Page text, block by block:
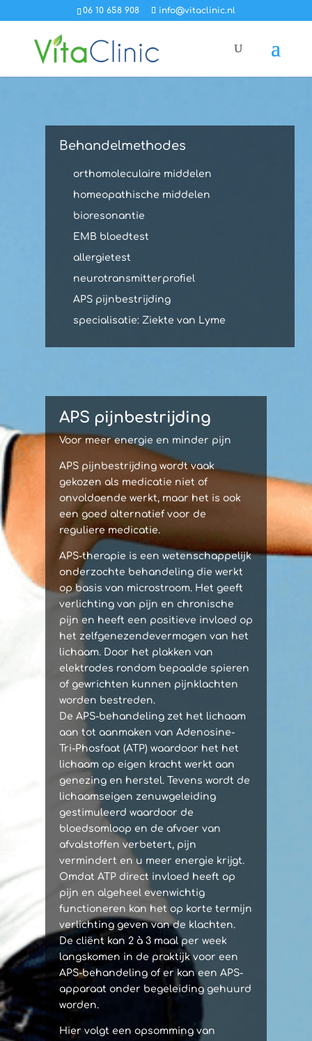
06 10 658 908 info@vitaclinic.nl
Behandelmethodes
orthomoleculaire middelen
homeopathische middelen
bioresonantie
EMB bloedtest
allergietest
neurotransmitterprofiel
APS pijnbestrijding
specialisatie: Ziekte van Lyme
APS pijnbestrijding
Voor meer energie en minder pijn
APS pijnbestrijding wordt vaak
gekozen als medicatie niet of
onvoldoende werkt, maar het is ook
een goed alternatief voor de
reguliere medicatie.
APS-therapie is een wetenschappelijk
onderzochte behandeling die werkt
op basis van microstroom. Het geeft
verlichting van pijn en chronische
pijn en heeft een positieve invloed op
het zelfgenezendevermogen van het
lichaam. Door het plakken van
elektrodes rondom bepaalde spieren
of gewrichten kunnen pijnklachten
worden bestreden.
De APS-behandeling zet het lichaam
aan tot aanmaken van Adenosine-
Tri-Phosfaat (ATP) waardoor het het
lichaam op eigen kracht werkt aan
genezing en herstel. Tevens wordt de
lichaamseigen zenuwgeleiding
gestimuleerd waardoor de
bloedsomloop en de afvoer van
afvalstoffen verbetert, pijn
vermindert en u meer energie krijgt.
Omdat ATP direct invloed heeft op
pijn en algeheel evenwichtig
functioneren kan het op korte termijn
verlichting geven van de klachten.
De cliënt kan 2 à 3 maal per week
langskomen in de praktijk voor een
APS-behandeling of er kan een APS-
apparaat onder begeleiding gehuurd
worden.
Hier volgt een opsomming van